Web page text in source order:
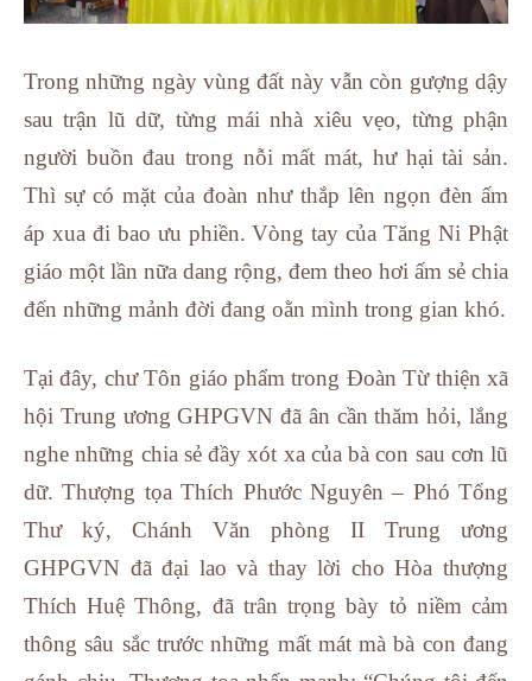
Trong những ngày vùng đất này vẫn còn gượng dậy
sau trận lũ dữ, từng mái nhà xiêu vẹo, từng phận
người buồn đau trong nỗi mất mát, hư hại tài sản.
Thì sự có mặt của đoàn như thắp lên ngọn đèn ấm
áp xua đi bao ưu phiền. Vòng tay của Tăng Ni Phật
giáo một lần nữa dang rộng, đem theo hơi ấm sẻ chia
đến những mảnh đời đang oằn mình trong gian khó.
Tại đây, chư Tôn giáo phẩm trong Đoàn Từ thiện xã
hội Trung ương GHPGVN đã ân cần thăm hỏi, lắng
nghe những chia sẻ đầy xót xa của bà con sau cơn lũ
dữ. Thượng tọa Thích Phước Nguyên – Phó Tổng
Thư ký, Chánh Văn phòng II Trung ương
GHPGVN đã đại lao và thay lời cho Hòa thượng
Thích Huệ Thông, đã trân trọng bày tỏ niềm cảm
thông sâu sắc trước những mất mát mà bà con đang